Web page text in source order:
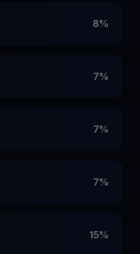
8%
7%
7%
7%
15%